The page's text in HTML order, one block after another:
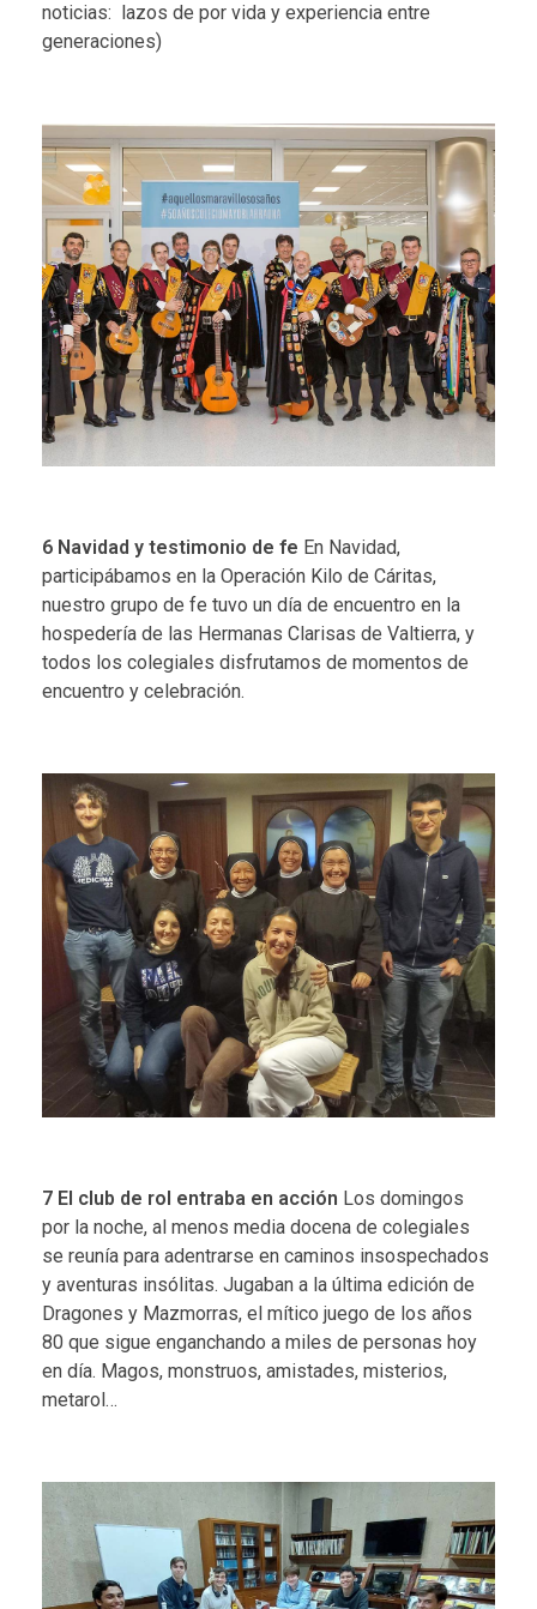
noticias:
lazos de por vida y experiencia entre
generaciones)
6 Navidad y testimonio de fe En Navidad,
participábamos en la Operación Kilo de Cáritas,
nuestro grupo de fe tuvo un día de encuentro en la
hospedería de las Hermanas Clarisas de Valtierra, y
todos los colegiales disfrutamos de momentos de
encuentro y celebración.
7 El club de rol entraba en acción Los domingos
por la noche, al menos media docena de colegiales
se reunía para adentrarse en caminos insospechados
y aventuras insólitas. Jugaban a la última edición de
Dragones y Mazmorras, el mítico juego de los años
80 que sigue enganchando a miles de personas hoy
en día. Magos, monstruos, amistades, misterios,
metarol…